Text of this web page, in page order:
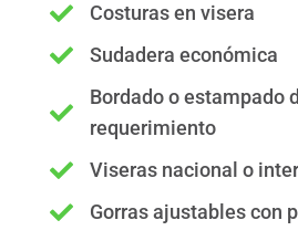
Costuras en visera
Sudadera económica
Bordado o estampado
requerimiento
Viseras nacional o
Gorras ajustables con